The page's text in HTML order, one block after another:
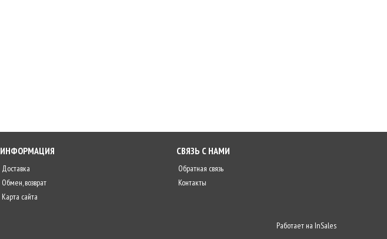
ИНФОРМАЦИЯ
Доставка
Обмен, возврат
Карта сайта
СВЯЗЬ С НАМИ
Обратная связь
Контакты
Работает на InSales